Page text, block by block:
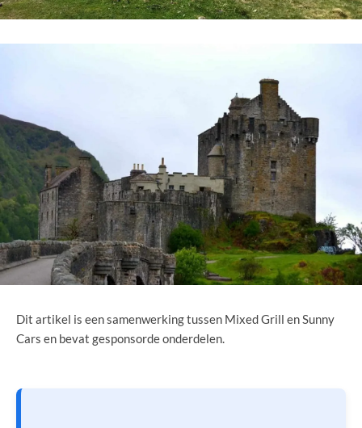
Dit artikel is een samenwerking tussen Mixed Grill en Sunny
Cars en bevat gesponsorde onderdelen.